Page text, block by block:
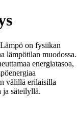
on fysiikan
lämpötilan muodossa.
energiatasoa,
välillä erilaisilla
säteilyllä.